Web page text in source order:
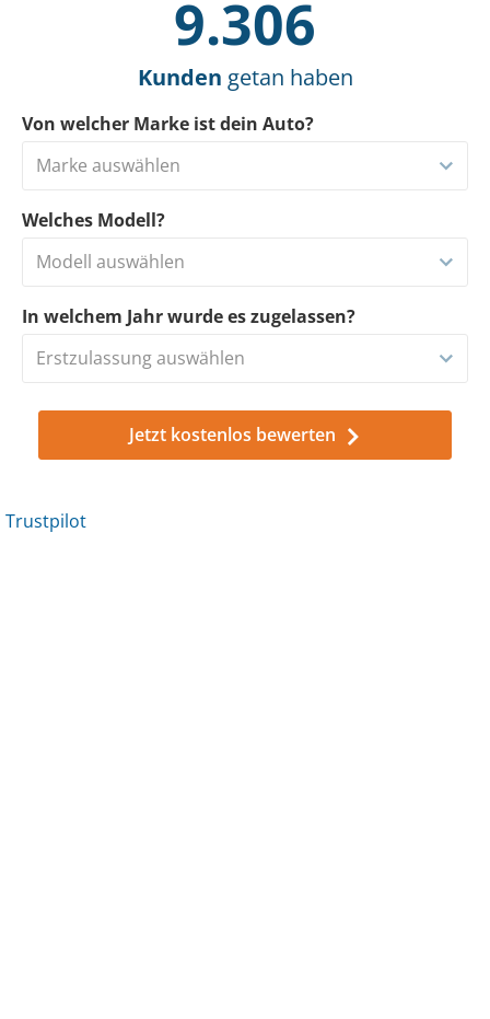
9.306
Kunden getan haben
Von welcher Marke ist dein Auto?
Marke auswählen
Welches Modell?
Modell auswählen
In welchem Jahr wurde es zugelassen?
Erstzulassung auswählen
Jetzt kostenlos bewerten
Trustpilot
Trustpilot